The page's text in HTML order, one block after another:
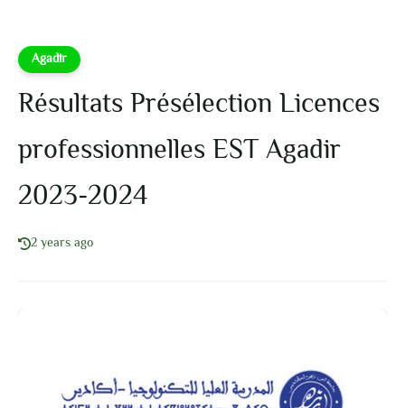
Agadir
Résultats Présélection Licences
professionnelles EST Agadir
2023-2024
2 years ago